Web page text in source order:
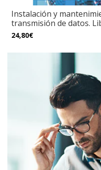
Instalación y
transmisión de datos.
24,80€